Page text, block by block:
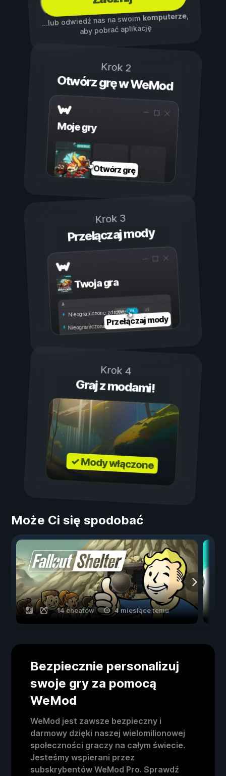
...lub odwiedź nas na swoim komputerze,
aby pobrać aplikację
Krok 2
Otwórz grę w WeMod
Moje gry
Otwórz grę
Krok 3
Przełączaj mody
Twoja gra
Wł.
Wył.
Nieograniczone zdrowie
Nieograniczona wytrzymałość
Przełączaj mody
Krok 4
Graj z modami!
✓ Mody włączone
Może Ci się spodobać
14 cheatów 4 miesiące temu
Bezpiecznie personalizuj
swoje gry za pomocą
WeMod
WeMod jest zawsze bezpieczny i
darmowy dzięki naszej wielomilionowej
społeczności graczy na całym świecie.
Jesteśmy wspierani przez
subskrybentów WeMod Pro. Sprawdź